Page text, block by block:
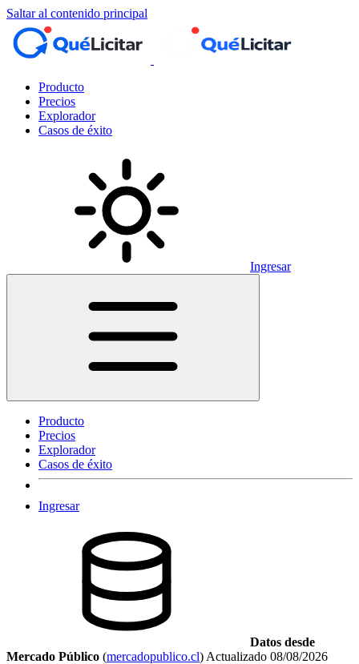
Saltar al contenido principal
Producto
Precios
Explorador
Casos de éxito
Ingresar
Producto
Precios
Explorador
Casos de éxito
Ingresar
Datos desde
Mercado Público (mercadopublico.cl) Actualizado 08/08/2026